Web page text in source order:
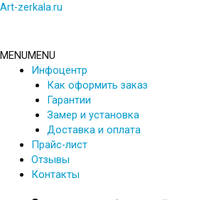
Перейти
Art-zerkala.ru
MENUMENU
Инфоцентр
Как оформить заказ
Гарантии
Замер и установка
Доставка и оплата
Прайс-лист
Отзывы
Контакты